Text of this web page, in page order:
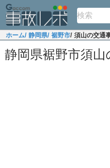
ホーム/ 静岡県/ 裾野市/ 須山の交通
静岡県裾野市須山